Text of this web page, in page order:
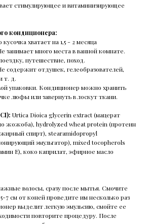
стимулирующее и витаминизирующее
кондиционера:
хватает на 1,5 - 2 месяца
занимает много места в ванной комнате.
путешествие, поход.
содержит отдушек, гелеобразователей,
т. д.
упаковки. Кондиционер можно хранить
люфы или завернуть в лоскут ткани.
Urtica Dioica glycerin extract (мацерат
жожоба), hydrolyzed wheat protein (протеин
спирт), stearamidopropyl
эмульгатор), mixed tocopherols
E), коко каприлат, эфирное масло
волосы, сразу после мытья. Смочите
7 см от коней проведите им несколько раз
выделит легкую эмульсию, смойте ее
повторите процедуру. После